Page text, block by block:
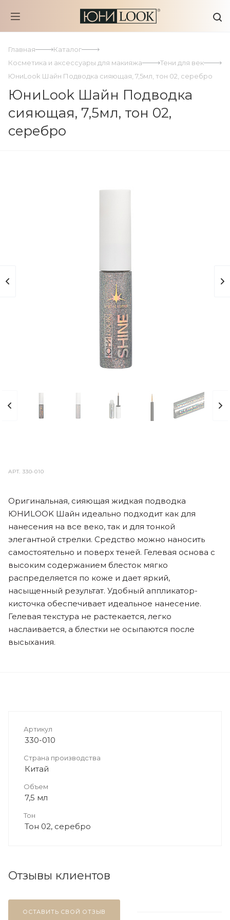
Главная
Каталог
Косметика и аксессуары для макияжа
Тени для век
ЮниLook Шайн Подводка сияющая, 7,5мл, тон 02, серебро
ЮниLook Шайн Подводка
сияющая, 7,5мл, тон 02,
серебро
АРТ.330-010
Оригинальная, сияющая жидкая подводка
ЮНИLOOK Шайн идеально подходит как для
нанесения на все веко, так и для тонкой
элегантной стрелки. Средство можно наносить
самостоятельно и поверх теней. Гелевая основа с
высоким содержанием блесток мягко
распределяется по коже и дает яркий,
насыщенный результат. Удобный аппликатор-
кисточка обеспечивает идеальное нанесение.
Гелевая текстура не растекается, легко
наслаивается, а блестки не осыпаются после
высыхания.
Артикул
330-010
Страна производства
Китай
Объем
7,5 мл
Тон
Тон 02, серебро
Отзывы клиентов
ОСТАВИТЬ СВОЙ ОТЗЫВ